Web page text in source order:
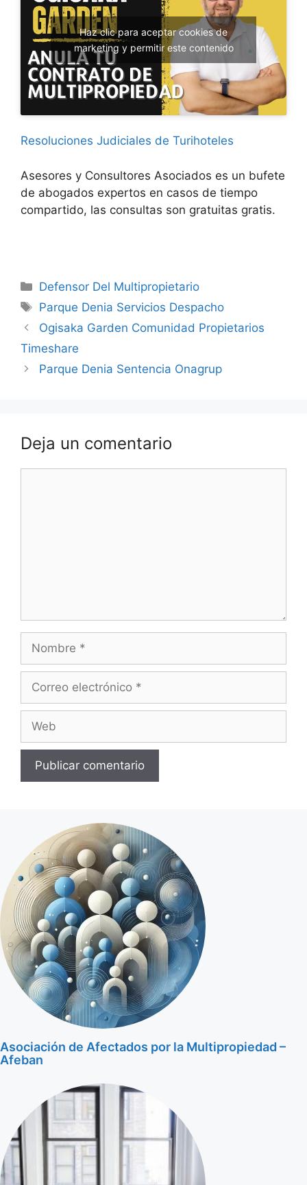
Haz clic para aceptar cookies de
marketing y permitir este contenido
Resoluciones Judiciales de Turihoteles
Asesores y Consultores Asociados es un bufete
de abogados expertos en casos de tiempo
compartido, las consultas son gratuitas gratis.
Categorías
Defensor Del Multipropietario
Etiquetas
Parque Denia Servicios Despacho
Ogisaka Garden Comunidad Propietarios
Timeshare
Parque Denia Sentencia Onagrup
Deja un comentario
Nombre
Correo
Web
Asociación de Afectados por la Multipropiedad –
Afeban